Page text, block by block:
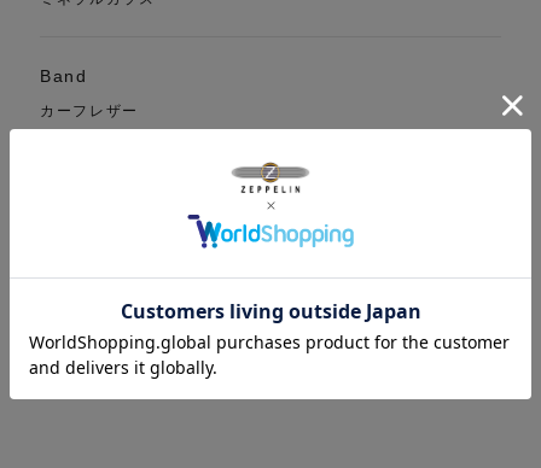
Band
カーフレザー
5時位置:秒針 9時位置:24時間表示
Warranty
２年保証